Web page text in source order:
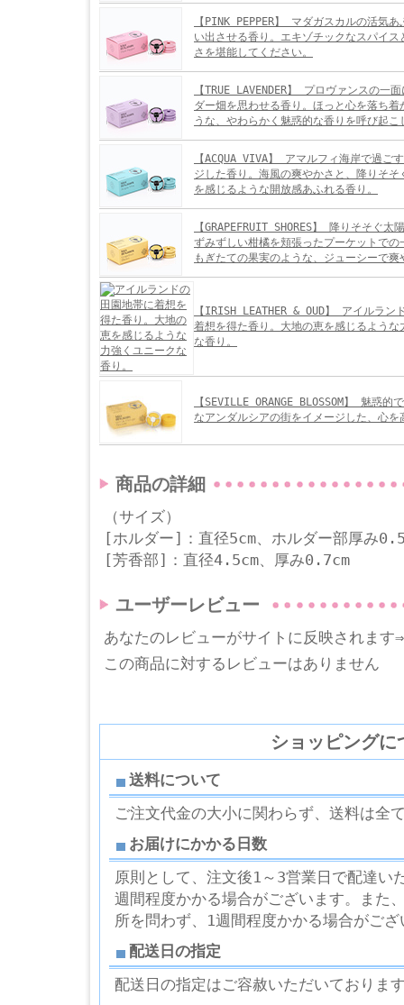
【PINK PEPPER】 マダガスカルの活気
い出させる香り。エキゾチックなスパイス
さを堪能してください。
【TRUE LAVENDER】 プロヴァンスの一
ダー畑を思わせる香り。ほっと心を落ち着
うな、やわらかく魅惑的な香りを呼び起こ
【ACQUA VIVA】 アマルフィ海岸で過ご
ジした香り。海風の爽やかさと、降りそそ
を感じるような開放感あふれる香り。
【GRAPEFRUIT SHORES】 降りそそぐ太
ずみずしい柑橘を頬張ったプーケットでの
もぎたての果実のような、ジューシーで爽
【IRISH LEATHER & OUD】 アイルラン
着想を得た香り。大地の恵を感じるような
な香り。
【SEVILLE ORANGE BLOSSOM】 魅惑的
なアンダルシアの街をイメージした、心を
商品の詳細
（サイズ）
[ホルダー]：直径5cm、ホルダー部厚み
[芳香部]：直径4.5cm、厚み0.7cm
ユーザーレビュー
あなたのレビューがサイトに反映されま
この商品に対するレビューはありません
ショッピングに
送料について
ご注文代金の大小に関わらず、送料は全
お届けにかかる日数
原則として、注文後1～3営業日で配達い
週間程度かかる場合がございます。また
所を問わず、1週間程度かかる場合がござ
配送日の指定
配送日の指定はご容赦いただいておりま